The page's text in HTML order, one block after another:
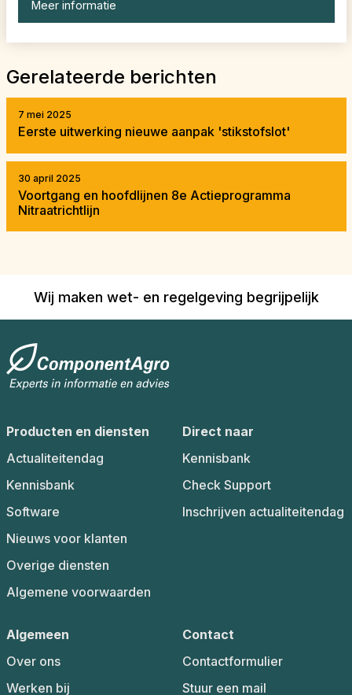
Meer informatie
Gerelateerde berichten
7 mei 2025
Eerste uitwerking nieuwe aanpak 'stikstofslot'
30 april 2025
Voortgang en hoofdlijnen 8e Actieprogramma
Nitraatrichtlijn
Wij maken wet- en regelgeving begrijpelijk
Producten en diensten
Actualiteitendag
Kennisbank
Software
Nieuws voor klanten
Overige diensten
Algemene voorwaarden
Direct naar
Kennisbank
Check Support
Inschrijven actualiteitendag
Algemeen
Over ons
Werken bij
Contact
Contactformulier
Stuur een mail